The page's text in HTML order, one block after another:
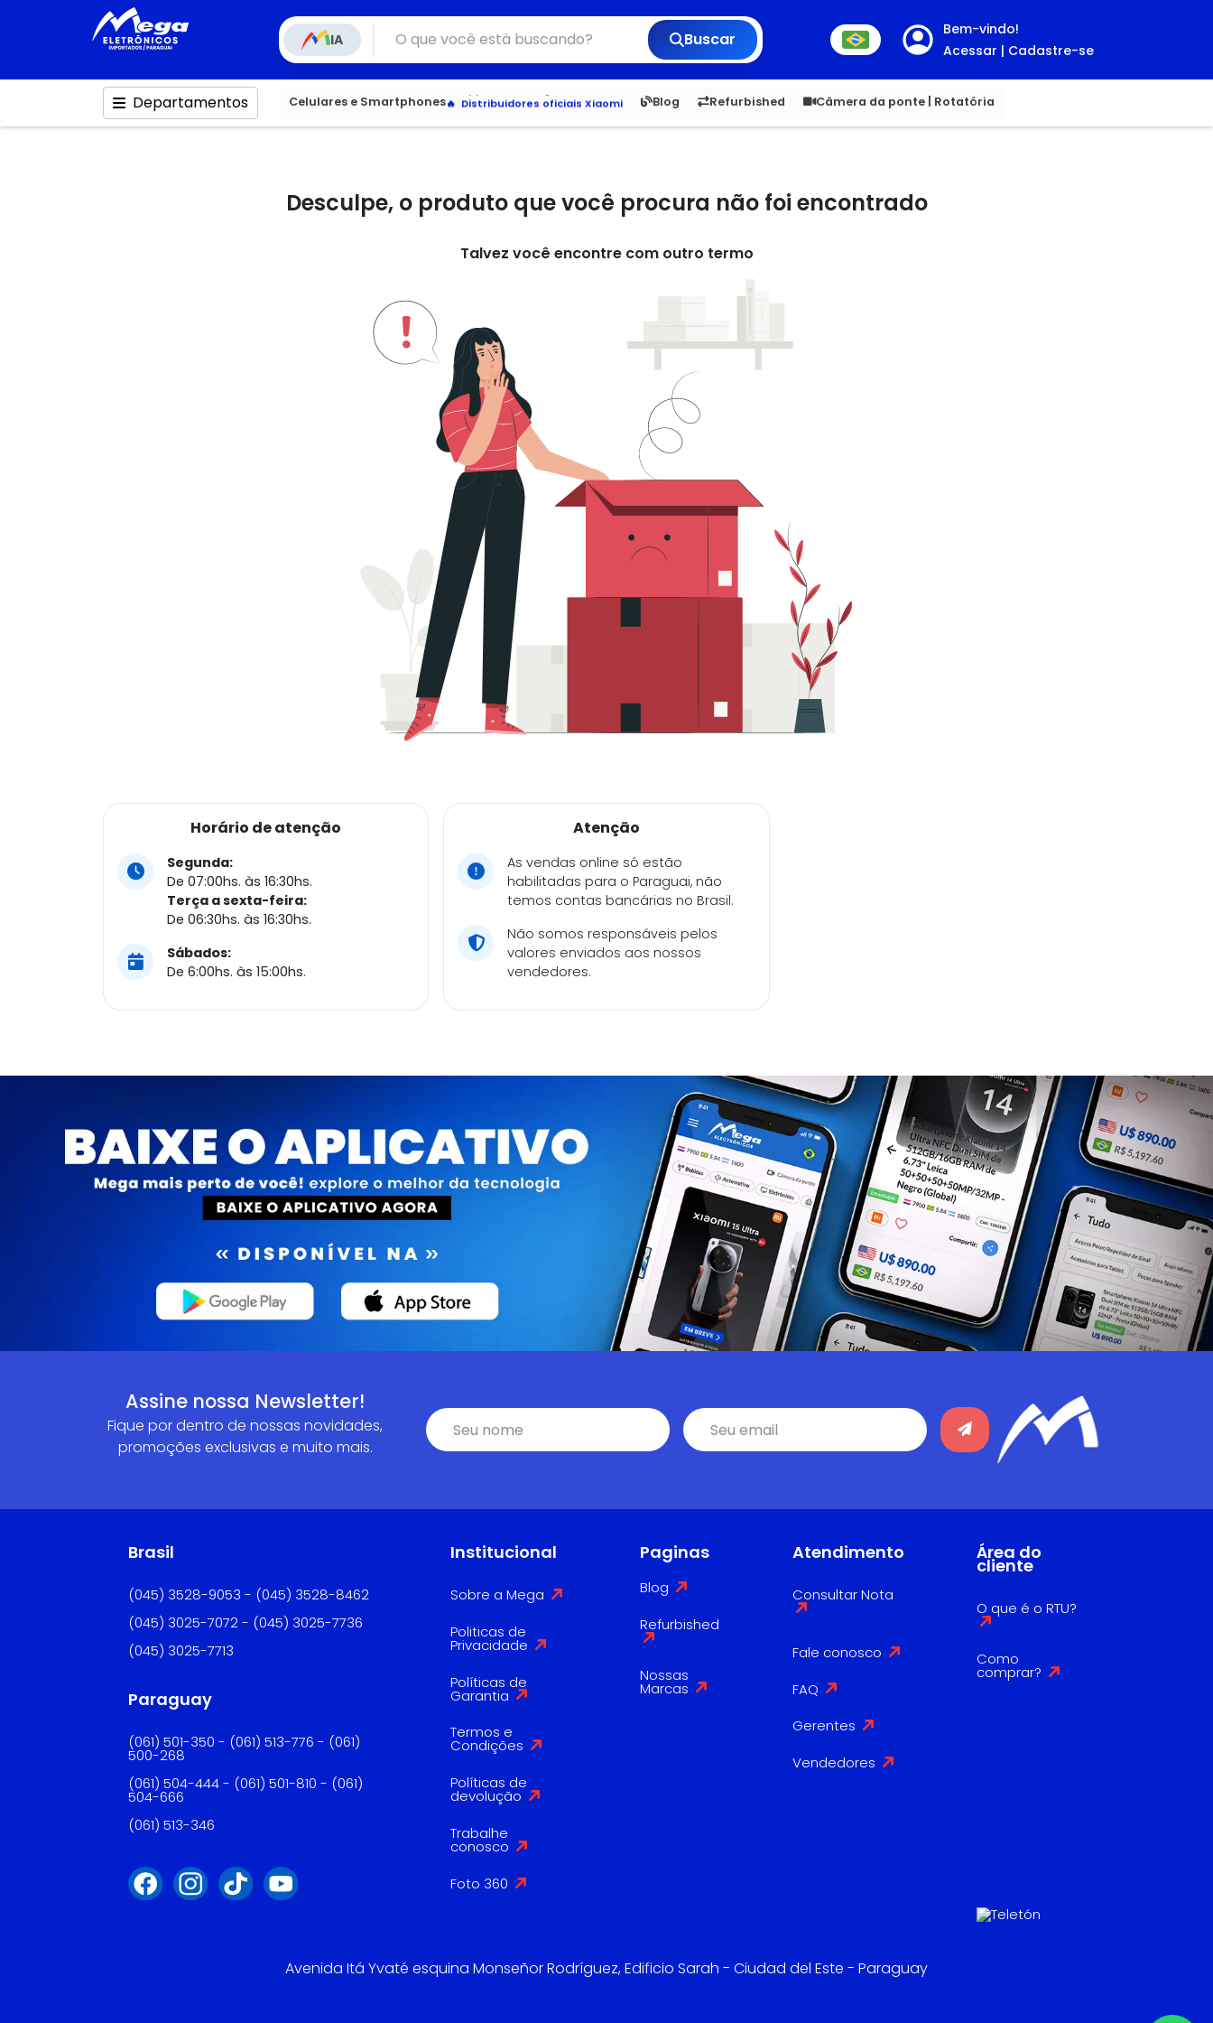
IA Buscar
Bem-vindo!
Acessar | Cadastre-se
Departamentos Celulares e Smartphones
Distribuidores oficiais Xiaomi
Blog Refurbished Câmera da ponte | Rotatória
6,050 5.20 1,900 1.00
Desculpe, o produto que você procura não foi encontrado
Talvez você encontre com outro termo
Horário de atenção
Segunda:
De 07:00hs. às 16:30hs.
Terça a sexta-feira:
De 06:30hs. às 16:30hs.
Sábados:
De 6:00hs. às 15:00hs.
Atenção
As vendas online só estão
habilitadas para o Paraguai, não
temos contas bancárias no Brasil.
Não somos responsáveis pelos
valores enviados aos nossos
vendedores.
Assine nossa Newsletter!
Fique por dentro de nossas novidades,
promoções exclusivas e muito mais.
Brasil
(045) 3528-9053 - (045) 3528-8462
(045) 3025-7072 - (045) 3025-7736
(045) 3025-7713
Paraguay
(061) 501-350 - (061) 513-776 - (061)
500-268
(061) 504-444 - (061) 501-810 - (061)
504-666
(061) 513-346
Institucional
Sobre a Mega
Politicas de
Privacidade
Políticas de
Garantia
Termos e
Condições
Políticas de
devolução
Trabalhe
conosco
Foto 360
Paginas
Blog
Refurbished
Nossas
Marcas
Atendimento
Consultar Nota
Fale conosco
FAQ
Gerentes
Vendedores
Área do
cliente
O que é o RTU?
Como
comprar?
Avenida Itá Yvaté esquina Monseñor Rodríguez, Edificio Sarah - Ciudad del Este - Paraguay